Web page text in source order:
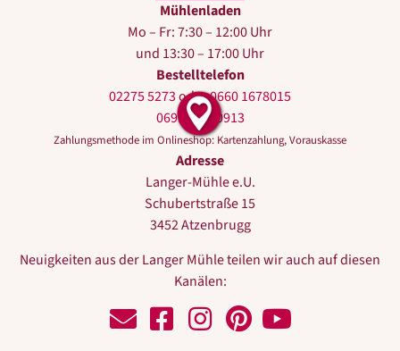
Mühlenladen
Mo – Fr: 7:30 – 12:00 Uhr
und 13:30 – 17:00 Uhr
Bestelltelefon
02275 5273oder0660 1678015
0699 10440913
Zahlungsmethode im Onlineshop: Kartenzahlung, Vorauskasse
Adresse
Langer-Mühle e.U.
Schubertstraße 15
3452 Atzenbrugg
Neuigkeiten aus der Langer Mühle teilen wir auch auf diesen
Kanälen: